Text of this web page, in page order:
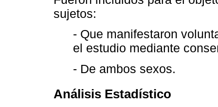
sujetos:
- Que manifestaron
el estudio mediante
- De ambos sexos.
Análisis Estadístico